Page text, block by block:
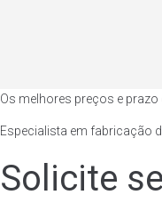
Os melhores preços e
Especialista em fabricação
Solicite